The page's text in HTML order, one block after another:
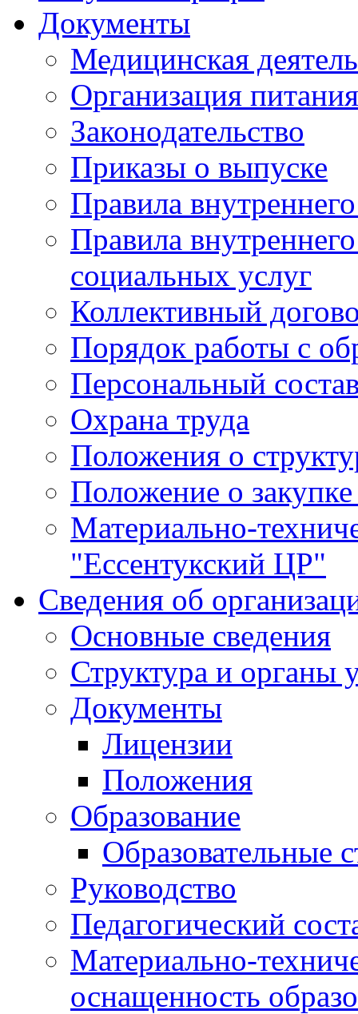
Документы
Медицинская
Организация питания
Законодательство
Приказы о выпуске
Правила
Правила
социальных услуг
Коллективный
Порядок работы с
Персональный
Охрана труда
Положения о
Положение о закупке
Материально-
"Ессентукский ЦР"
Сведения об
Основные сведения
Структура и органы
Документы
Лицензии
Положения
Образование
Образовательные
Руководство
Педагогический
Материально-
оснащенность